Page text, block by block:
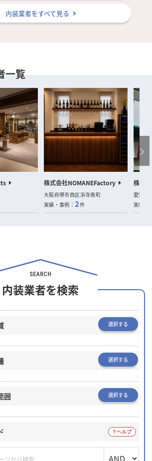
内装業者をすべて見る
一覧
株式会社NOMANEFactory
大阪府堺市西区浜寺南町
実績・事例：2件
株式
愛知県
実績・
SEARCH
内装業者を検索
選択する
選択する
囲 選択する